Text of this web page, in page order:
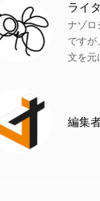
ナゾロ
ですが
文を元